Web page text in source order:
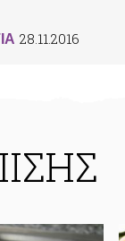
28.11.2016